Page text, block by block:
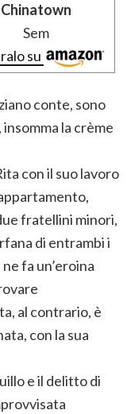
Chinatown
Sem
su
conte, sono
la crème
con il suo lavoro
fratellini minori,
di entrambi i
fa un’eroina
al contrario, è
con la sua
e il delitto di